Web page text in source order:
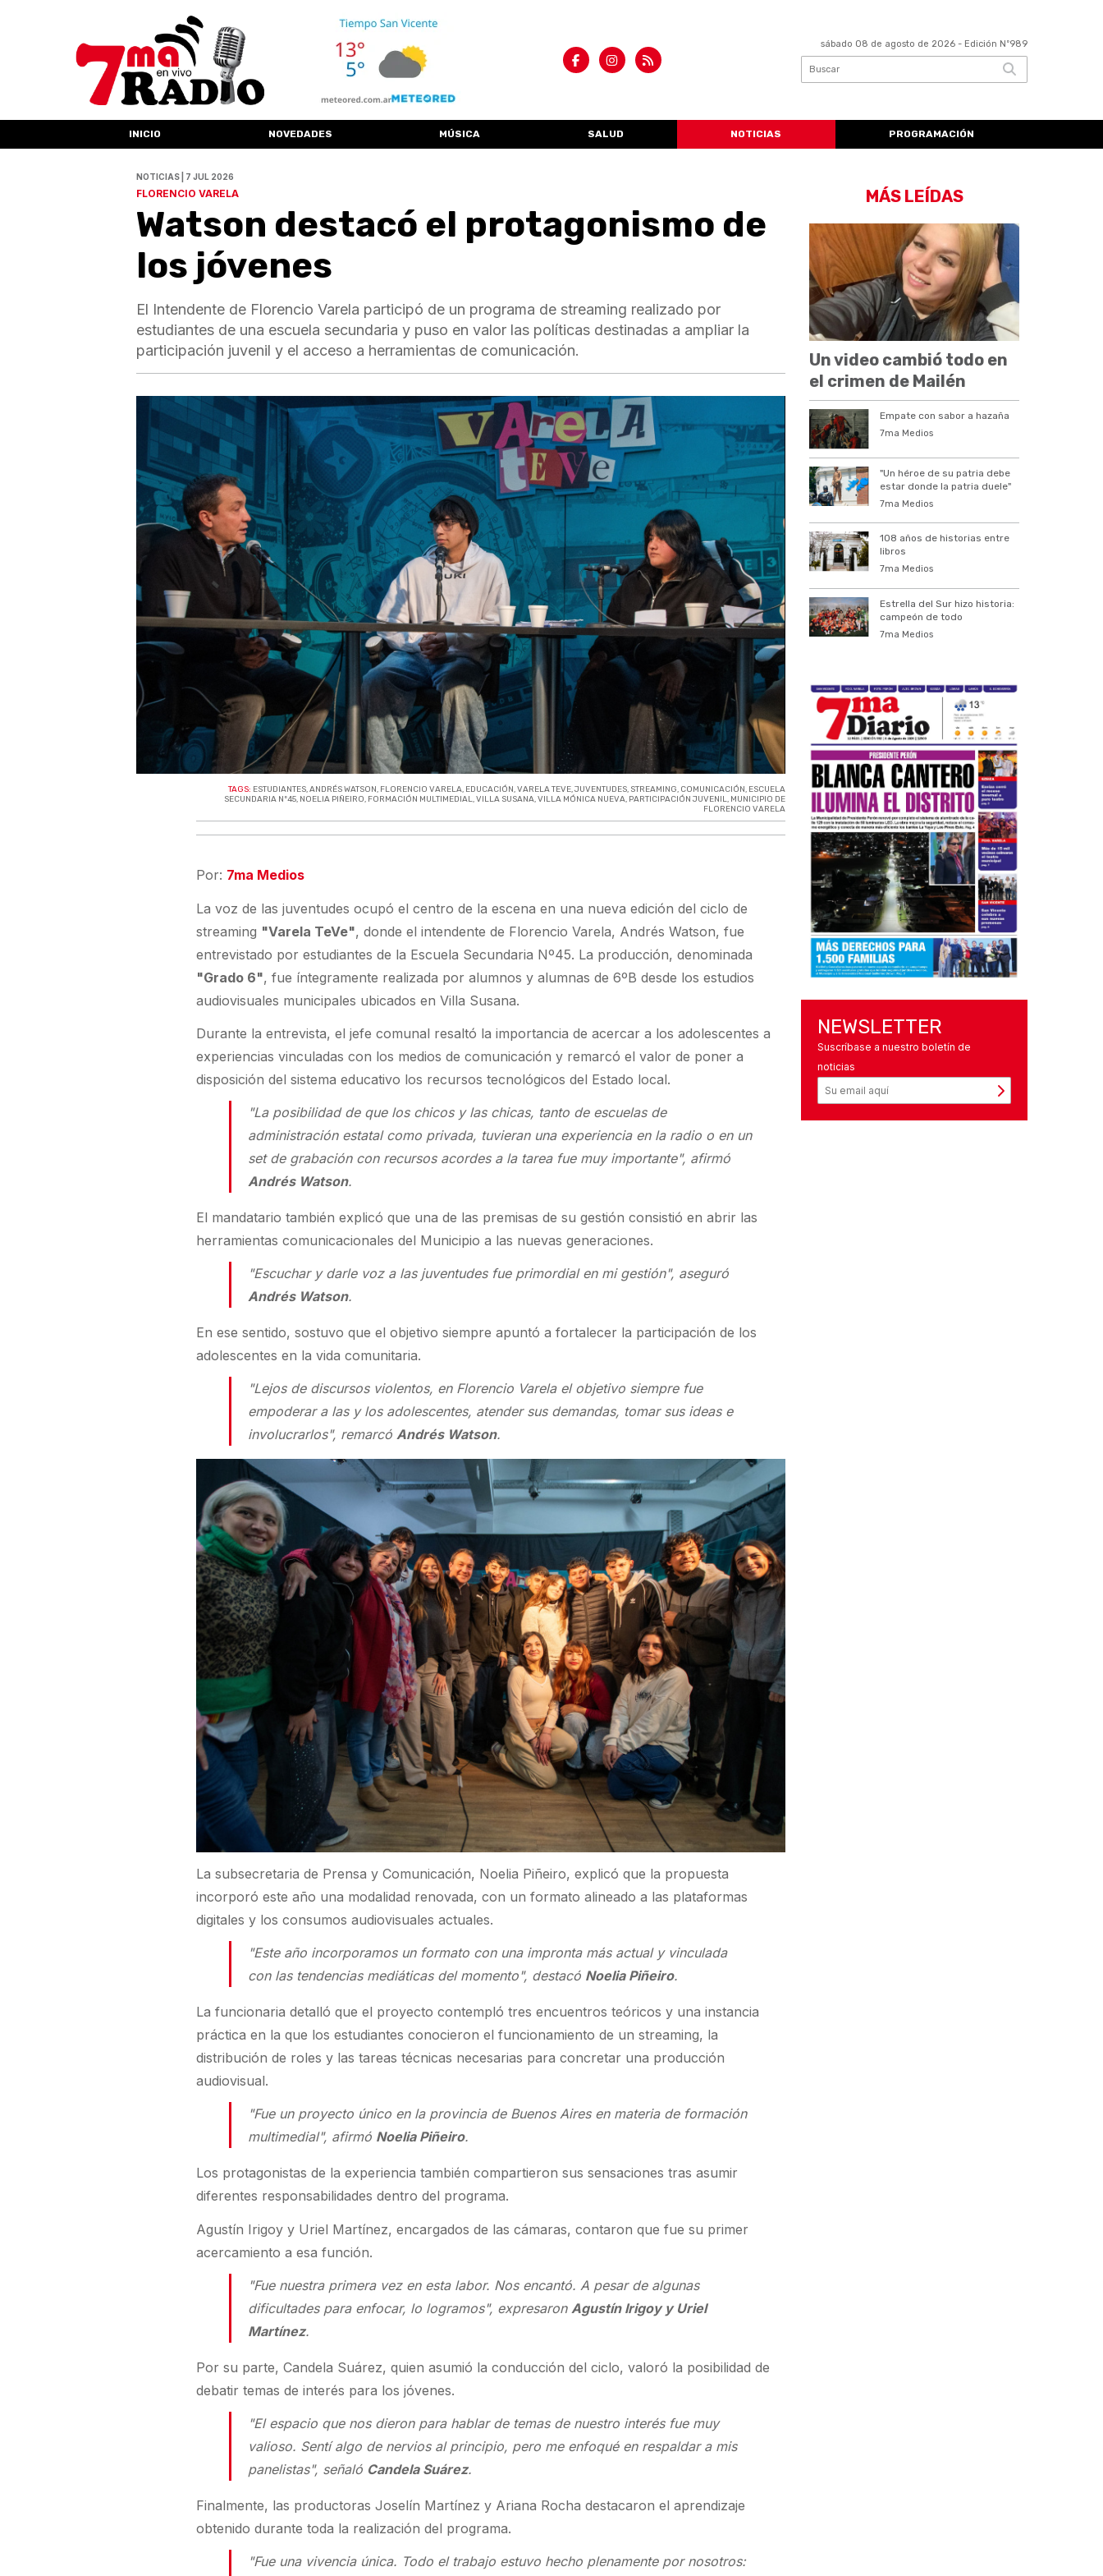
sábado 08 de agosto de 2026 - Edición Nº989
INICIO NOVEDADES MÚSICA SALUD NOTICIAS PROGRAMACIÓN
NOTICIAS | 7 JUL 2026
FLORENCIO VARELA
Watson destacó el protagonismo de
los jóvenes
El Intendente de Florencio Varela participó de un programa de streaming realizado por
estudiantes de una escuela secundaria y puso en valor las políticas destinadas a ampliar la
participación juvenil y el acceso a herramientas de comunicación.
TAGS: ESTUDIANTES,ANDRÉS WATSON, FLORENCIO VARELA, EDUCACIÓN,VARELA TEVE,JUVENTUDES, STREAMING, COMUNICACIÓN, ESCUELA
SECUNDARIA Nº45, NOELIA PIÑEIRO, FORMACIÓN MULTIMEDIAL,VILLA SUSANA,VILLA MÓNICA NUEVA, PARTICIPACIÓN JUVENIL, MUNICIPIO DE
FLORENCIO VARELA
Por: 7ma Medios
La voz de las juventudes ocupó el centro de la escena en una nueva edición del ciclo de
streaming "Varela TeVe", donde el intendente de Florencio Varela, Andrés Watson, fue
entrevistado por estudiantes de la Escuela Secundaria Nº45. La producción, denominada
"Grado 6", fue íntegramente realizada por alumnos y alumnas de 6ºB desde los estudios
audiovisuales municipales ubicados en Villa Susana.
Durante la entrevista, el jefe comunal resaltó la importancia de acercar a los adolescentes a
experiencias vinculadas con los medios de comunicación y remarcó el valor de poner a
disposición del sistema educativo los recursos tecnológicos del Estado local.
"La posibilidad de que los chicos y las chicas, tanto de escuelas de
administración estatal como privada, tuvieran una experiencia en la radio o en un
set de grabación con recursos acordes a la tarea fue muy importante", afirmó
Andrés Watson.
El mandatario también explicó que una de las premisas de su gestión consistió en abrir las
herramientas comunicacionales del Municipio a las nuevas generaciones.
"Escuchar y darle voz a las juventudes fue primordial en mi gestión", aseguró
Andrés Watson.
En ese sentido, sostuvo que el objetivo siempre apuntó a fortalecer la participación de los
adolescentes en la vida comunitaria.
"Lejos de discursos violentos, en Florencio Varela el objetivo siempre fue
empoderar a las y los adolescentes, atender sus demandas, tomar sus ideas e
involucrarlos", remarcóAndrés Watson.
La subsecretaria de Prensa y Comunicación, Noelia Piñeiro, explicó que la propuesta
incorporó este año una modalidad renovada, con un formato alineado a las plataformas
digitales y los consumos audiovisuales actuales.
"Este año incorporamos un formato con una impronta más actual y vinculada
con las tendencias mediáticas del momento", destacó Noelia Piñeiro.
La funcionaria detalló que el proyecto contempló tres encuentros teóricos y una instancia
práctica en la que los estudiantes conocieron el funcionamiento de un streaming, la
distribución de roles y las tareas técnicas necesarias para concretar una producción
audiovisual.
"Fue un proyecto único en la provincia de Buenos Aires en materia de formación
multimedial", afirmó Noelia Piñeiro.
Los protagonistas de la experiencia también compartieron sus sensaciones tras asumir
diferentes responsabilidades dentro del programa.
Agustín Irigoy y Uriel Martínez, encargados de las cámaras, contaron que fue su primer
acercamiento a esa función.
"Fue nuestra primera vez en esta labor. Nos encantó. A pesar de algunas
dificultades para enfocar, lo logramos", expresaron Agustín Irigoy y Uriel
Martínez.
Por su parte, Candela Suárez, quien asumió la conducción del ciclo, valoró la posibilidad de
debatir temas de interés para los jóvenes.
"El espacio que nos dieron para hablar de temas de nuestro interés fue muy
valioso. Sentí algo de nervios al principio, pero me enfoqué en respaldar a mis
panelistas", señaló Candela Suárez.
Finalmente, las productoras Joselín Martínez y Ariana Rocha destacaron el aprendizaje
obtenido durante toda la realización del programa.
"Fue una vivencia única. Todo el trabajo estuvo hecho plenamente por nosotros:
MÁS LEÍDAS
Un video cambió todo en
el crimen de Mailén
Empate con sabor a hazaña
7ma Medios
"Un héroe de su patria debe
estar donde la patria duele"
7ma Medios
108 años de historias entre
libros
7ma Medios
Estrella del Sur hizo historia:
campeón de todo
7ma Medios
NEWSLETTER
Suscríbase a nuestro boletín de
noticias